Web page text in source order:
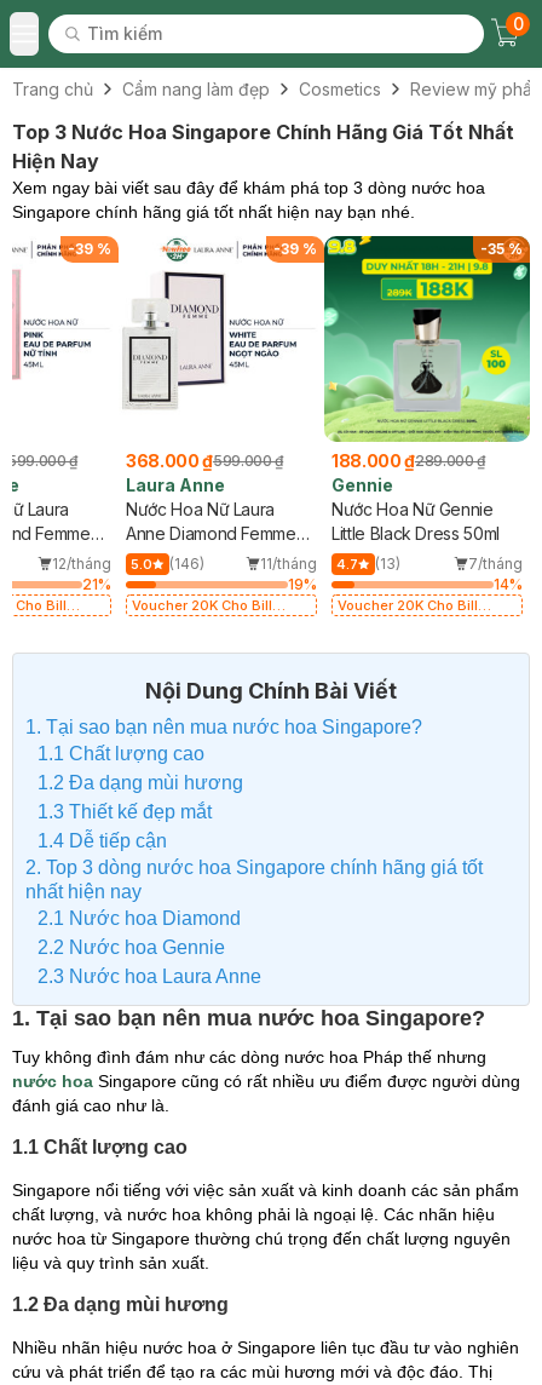
Toggle Menu
Tìm kiếm
Tìm kiếm
0
Trang chủ Cẩm nang làm đẹp Cosmetics Review mỹ
Top 3 Nước Hoa Singapore Chính Hãng Giá Tốt Nhất
Hiện Nay
Xem ngay bài viết sau đây để khám phá top 3 dòng nước hoa
Singapore chính hãng giá tốt nhất hiện nay bạn nhé.
-39 %
599.000 ₫
Laura
Femme
12/tháng
21%
Cho Bill
-39 %
368.000 ₫599.000 ₫
Laura Anne
Nước Hoa Nữ Laura
Anne Diamond Femme
45ml (Trắng)
5.0 (146)
11/tháng
19%
Voucher 20K Cho Bill
-35%
188.000 ₫289.000 ₫
Gennie
Nước Hoa Nữ Gennie
Little Black Dress 50ml
4.7 (13)
7/tháng
14%
Voucher 20K Cho Bill
Nội Dung Chính Bài Viết
1. Tại sao bạn nên mua nước hoa Singapore?
1.1 Chất lượng cao
1.2 Đa dạng mùi hương
1.3 Thiết kế đẹp mắt
1.4 Dễ tiếp cận
2. Top 3 dòng nước hoa Singapore chính hãng giá tốt
nhất hiện nay
2.1 Nước hoa Diamond
2.2 Nước hoa Gennie
2.3 Nước hoa Laura Anne
1. Tại sao bạn nên mua nước hoa Singapore?
Tuy không đình đám như các dòng nước hoa Pháp thế nhưng
nước hoa Singapore cũng có rất nhiều ưu điểm được người dùng
đánh giá cao như là.
1.1 Chất lượng cao
Singapore nổi tiếng với việc sản xuất và kinh doanh các sản phẩm
chất lượng, và nước hoa không phải là ngoại lệ. Các nhãn hiệu
nước hoa từ Singapore thường chú trọng đến chất lượng nguyên
liệu và quy trình sản xuất.
1.2 Đa dạng mùi hương
Nhiều nhãn hiệu nước hoa ở Singapore liên tục đầu tư vào nghiên
cứu và phát triển để tạo ra các mùi hương mới và độc đáo. Thị